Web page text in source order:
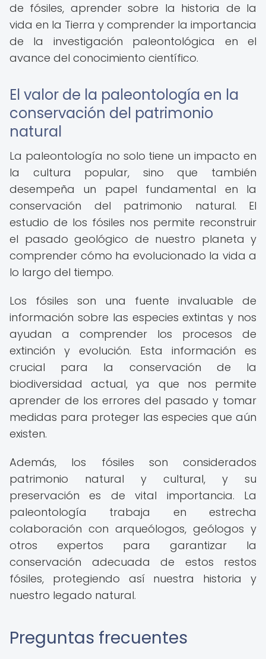
de fósiles, aprender sobre la historia de la
vida en la Tierra y comprender la importancia
de la investigación paleontológica en el
avance del conocimiento científico.
El valor de la paleontología en la
conservación del patrimonio
natural
La paleontología no solo tiene un impacto en
la cultura popular, sino que también
desempeña un papel fundamental en la
conservación del patrimonio natural. El
estudio de los fósiles nos permite reconstruir
el pasado geológico de nuestro planeta y
comprender cómo ha evolucionado la vida a
lo largo del tiempo.
Los fósiles son una fuente invaluable de
información sobre las especies extintas y nos
ayudan a comprender los procesos de
extinción y evolución. Esta información es
crucial para la conservación de la
biodiversidad actual, ya que nos permite
aprender de los errores del pasado y tomar
medidas para proteger las especies que aún
existen.
Además, los fósiles son considerados
patrimonio natural y cultural, y su
preservación es de vital importancia. La
paleontología trabaja en estrecha
colaboración con arqueólogos, geólogos y
otros expertos para garantizar la
conservación adecuada de estos restos
fósiles, protegiendo así nuestra historia y
nuestro legado natural.
Preguntas frecuentes